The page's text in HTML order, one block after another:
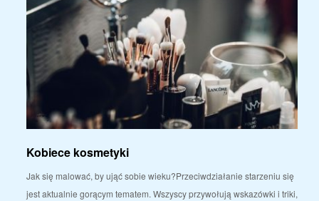
Kobiece kosmetyki
Jak się malować, by ująć sobie wieku?Przeciwdziałanie starzeniu się
jest aktualnie gorącym tematem. Wszyscy przywołują wskazówki i triki,